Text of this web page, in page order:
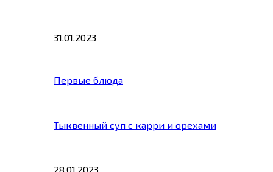
31.01.2023
Первые блюда
Тыквенный суп с карри и орехами
28.01.2023